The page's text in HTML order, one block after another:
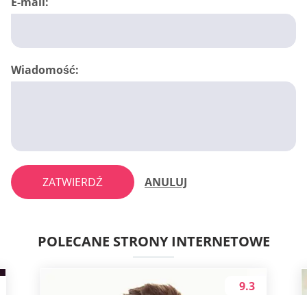
Wiadomość:
ZATWIERDŹ ANULUJ
POLECANE STRONY INTERNETOWE
9.3